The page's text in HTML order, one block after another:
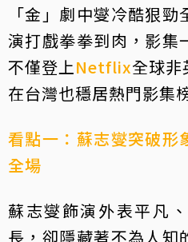
「金」劇中燮冷酷狠
演打戲拳拳到肉，影集
不僅登上Netflix全球非
在台灣也穩居熱門影集
看點一：蘇志燮突破
全場
蘇志燮飾演外表平凡
長，卻隱藏著不為人知